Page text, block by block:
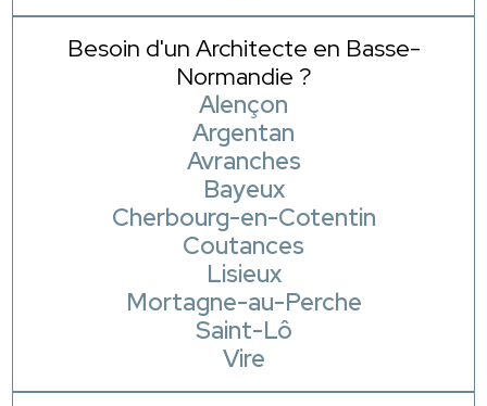
Besoin d'un Architecte en Basse-
Normandie ?
Alençon
Argentan
Avranches
Bayeux
Cherbourg-en-Cotentin
Coutances
Lisieux
Mortagne-au-Perche
Saint-Lô
Vire